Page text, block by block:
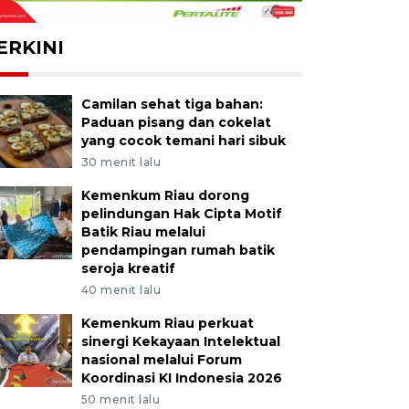
Camilan sehat tiga bahan:
Paduan pisang dan cokelat
yang cocok temani hari sibuk
30 menit lalu
Kemenkum Riau dorong
pelindungan Hak Cipta Motif
Batik Riau melalui
pendampingan rumah batik
seroja kreatif
40 menit lalu
Kemenkum Riau perkuat
sinergi Kekayaan Intelektual
nasional melalui Forum
Koordinasi KI Indonesia 2026
50 menit lalu